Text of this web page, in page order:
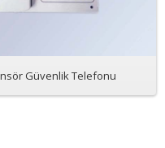
Güvenlik Telefonu